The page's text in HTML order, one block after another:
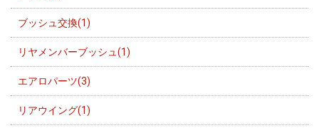
ブッシュ交換(1)
リヤメンバーブッシュ(1)
エアロパーツ(3)
リアウイング(1)